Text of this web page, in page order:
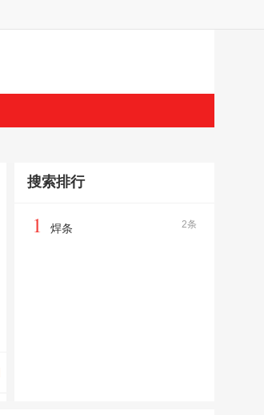
搜索排行
2条
1 焊条